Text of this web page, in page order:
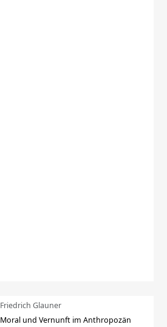
Friedrich Glauner
Moral und Vernunft im Anthropozän